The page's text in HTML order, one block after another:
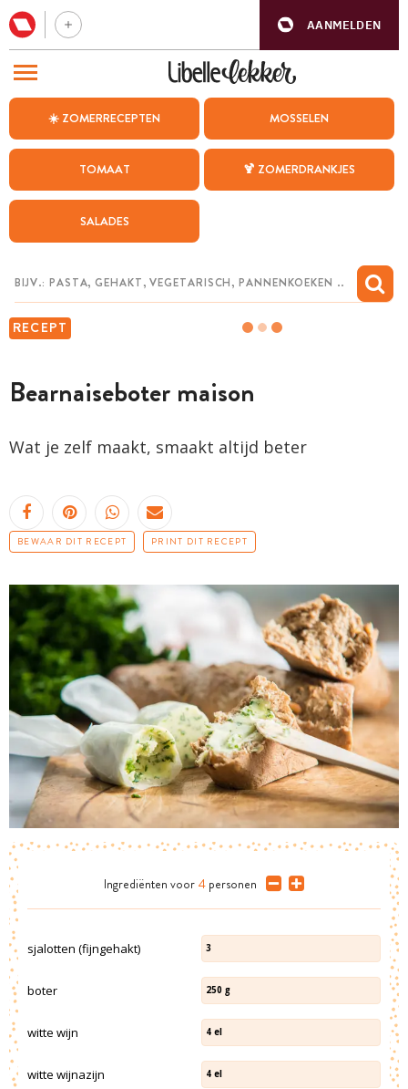
AANMELDEN
☀️ ZOMERRECEPTEN MOSSELEN
TOMAAT 🍹 ZOMERDRANKJES
SALADES
RECEPT
Bearnaiseboter maison
Wat je zelf maakt, smaakt altijd beter
BEWAAR DIT RECEPT PRINT DIT RECEPT
Ingrediënten voor 4 personen
sjalotten (fijngehakt) 3
boter 250 g
witte wijn 4 el
witte wijnazijn 4 el
BEZOEK ONZE ANDERE WEBSITES
WEEKMENU
CHAT MET MAIA
MIJN BEWAARDE RECEPTEN